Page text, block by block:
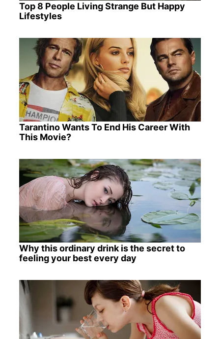
Top 8 People Living Strange But Happy
Lifestyles
Tarantino Wants To End His Career With
This Movie?
Why this ordinary drink is the secret to
feeling your best every day